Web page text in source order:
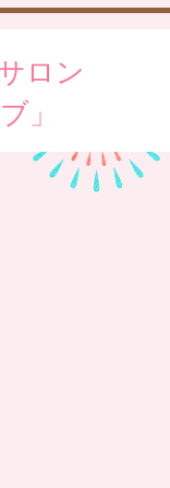
ロン
」